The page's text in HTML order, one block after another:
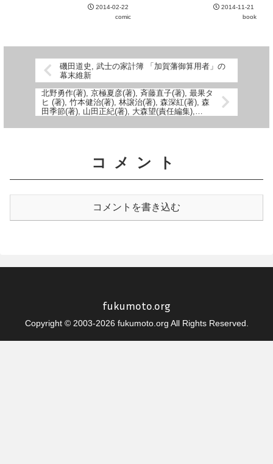
ワカコの周辺もあまり明らかにな
2014-02-22
comic
いる一般のファンにとって他球団
のファンクラブは完全に盲点であ
2014-11-21
book
磯田道史, 武士の家計簿 「加賀藩御算用者」の
幕末維新
北野勇作(著), 京極夏彦(著), 斉藤直子(著), 最果タ
ヒ (著), 竹本健治(著), 林譲治(著), 森深紅(著), 森
田季節(著), 山田正紀(著), 大森望(責任編集),
コメント
コメントを書き込む
fukumoto.org
Copyright © 2003-2026 fukumoto.org All Rights Reserved.